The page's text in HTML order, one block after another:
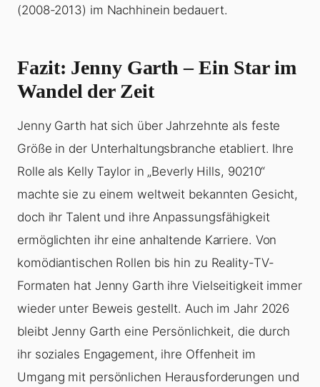
(2008-2013) im Nachhinein bedauert.
Fazit: Jenny Garth – Ein Star im
Wandel der Zeit
Jenny Garth hat sich über Jahrzehnte als feste
Größe in der Unterhaltungsbranche etabliert. Ihre
Rolle als Kelly Taylor in „Beverly Hills, 90210“
machte sie zu einem weltweit bekannten Gesicht,
doch ihr Talent und ihre Anpassungsfähigkeit
ermöglichten ihr eine anhaltende Karriere. Von
komödiantischen Rollen bis hin zu Reality-TV-
Formaten hat Jenny Garth ihre Vielseitigkeit immer
wieder unter Beweis gestellt. Auch im Jahr 2026
bleibt Jenny Garth eine Persönlichkeit, die durch
ihr soziales Engagement, ihre Offenheit im
Umgang mit persönlichen Herausforderungen und